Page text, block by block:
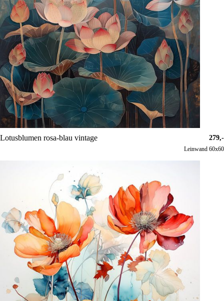
Lotusblumen rosa-blau vintage 279,-
Leinwand 60x60